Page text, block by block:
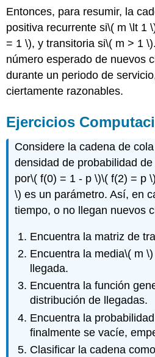
Entonces, para resumir, la
positiva recurrente si\( m \lt 1
= 1 \), y transitoria si\( m > 1 \)
número esperado de nuevos
durante un periodo de
ciertamente razonables.
Ejercicios
Considere la cadena de
densidad de probabilidad
por\( f(0) = 1 - p \)\( f(2) = p \)
\) es un parámetro. Así, en
tiempo, o no llegan nuevos
Encuentra la matriz de
Encuentra la media\( m \)
llegada.
Encuentra la función
distribución de llegadas.
Encuentra la
finalmente se vacíe,
Clasificar la cadena